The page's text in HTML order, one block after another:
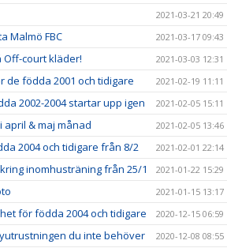
2021-03-21 20:49
Malmö FBC 2021-03-17 09:43
Off-court kläder! 2021-03-03 12:31
de födda 2001 och tidigare 2021-02-19 11:11
2002-2004 startar upp igen 2021-02-05 15:11
& maj månad 2021-02-05 13:46
2004 och tidigare från 8/2 2021-02-01 22:14
inomhusträning från 25/1 2021-01-22 15:29
2021-01-15 13:17
för födda 2004 och tidigare 2020-12-15 06:59
du inte behöver 2020-12-08 08:55